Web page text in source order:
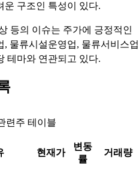
운 구조인 특성이 있다.
등의 이슈는 주가에 긍정적인
물류시설운영업, 물류서비스업
테마와 연관되고 있다.
련주 테이블
현재가
변동
률
거래량